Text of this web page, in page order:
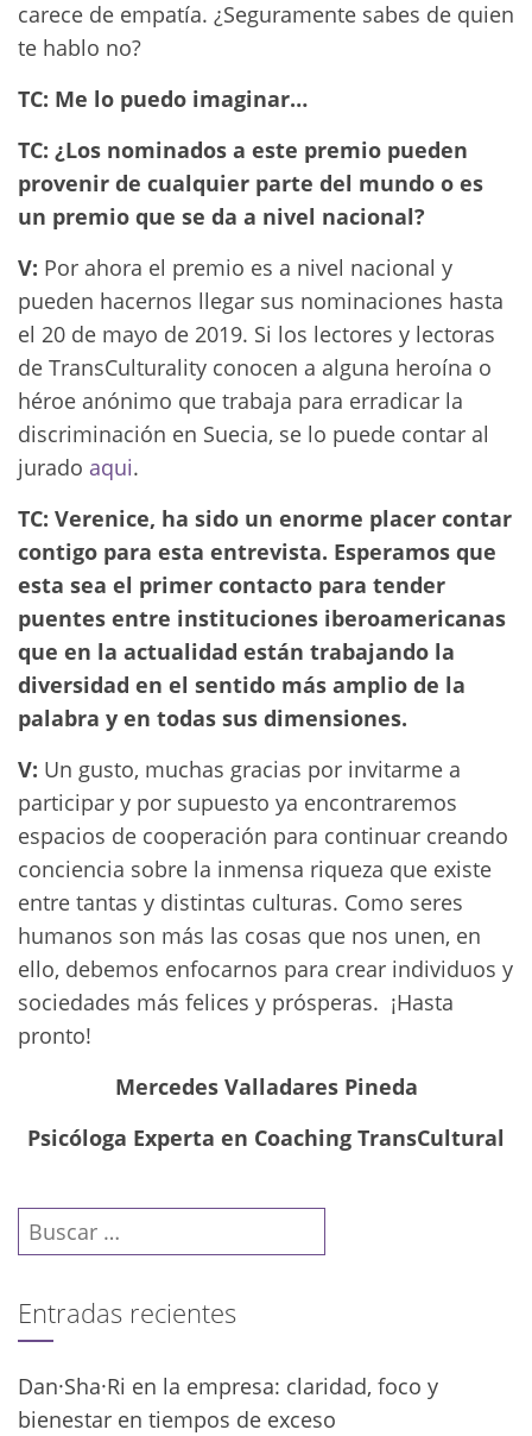
carece de empatía. ¿Seguramente sabes de quien
te hablo no?
TC: Me lo puedo imaginar…
TC: ¿Los nominados a este premio pueden
provenir de cualquier parte del mundo o es
un premio que se da a nivel nacional?
V: Por ahora el premio es a nivel nacional y
pueden hacernos llegar sus nominaciones hasta
el 20 de mayo de 2019. Si los lectores y lectoras
de TransCulturality conocen a alguna heroína o
héroe anónimo que trabaja para erradicar la
discriminación en Suecia, se lo puede contar al
jurado aqui.
TC: Verenice, ha sido un enorme placer contar
contigo para esta entrevista. Esperamos que
esta sea el primer contacto para tender
puentes entre instituciones iberoamericanas
que en la actualidad están trabajando la
diversidad en el sentido más amplio de la
palabra y en todas sus dimensiones.
V: Un gusto, muchas gracias por invitarme a
participar y por supuesto ya encontraremos
espacios de cooperación para continuar creando
conciencia sobre la inmensa riqueza que existe
entre tantas y distintas culturas. Como seres
humanos son más las cosas que nos unen, en
ello, debemos enfocarnos para crear individuos y
sociedades más felices y prósperas. ¡Hasta
pronto!
Mercedes Valladares Pineda
Psicóloga Experta en Coaching TransCultural
Buscar:
Entradas recientes
Dan·Sha·Ri en la empresa: claridad, foco y
bienestar en tiempos de exceso